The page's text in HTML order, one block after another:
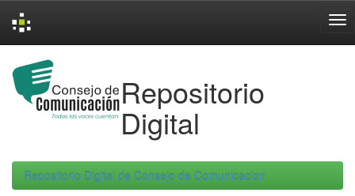
navigation
Repositorio
Digital
Repositorio Digital de Consejo de Comunicacion